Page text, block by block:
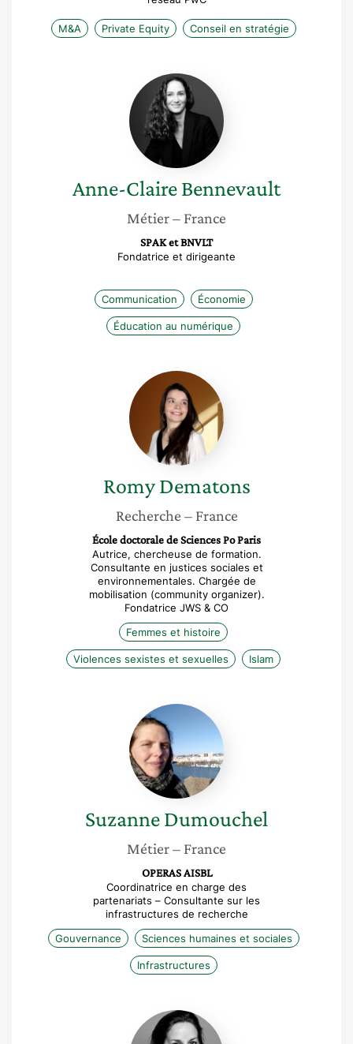
M&A Private Equity Conseil en stratégie
Anne-
Claire
Bennevault
Anne-ClaireBennevault
Métier– France
SPAK et BNVLT
Fondatrice et dirigeante
Communication Économie
Éducation au numérique
Romy
Dematons
Romy Dematons
Recherche – France
École doctorale de Sciences Po Paris
Autrice, chercheuse de formation.
Consultante en justices sociales et
environnementales. Chargée de
mobilisation (community organizer).
Fondatrice JWS & CO
Femmes et histoire
Violences sexistes et sexuelles Islam
Suzanne
Dumouchel
SuzanneDumouchel
Métier– France
OPERAS AISBL
Coordinatrice en charge des
partenariats – Consultante sur les
infrastructures de recherche
Gouvernance
Sciences humaines et sociales
Infrastructures
Manuela
d’Halloy